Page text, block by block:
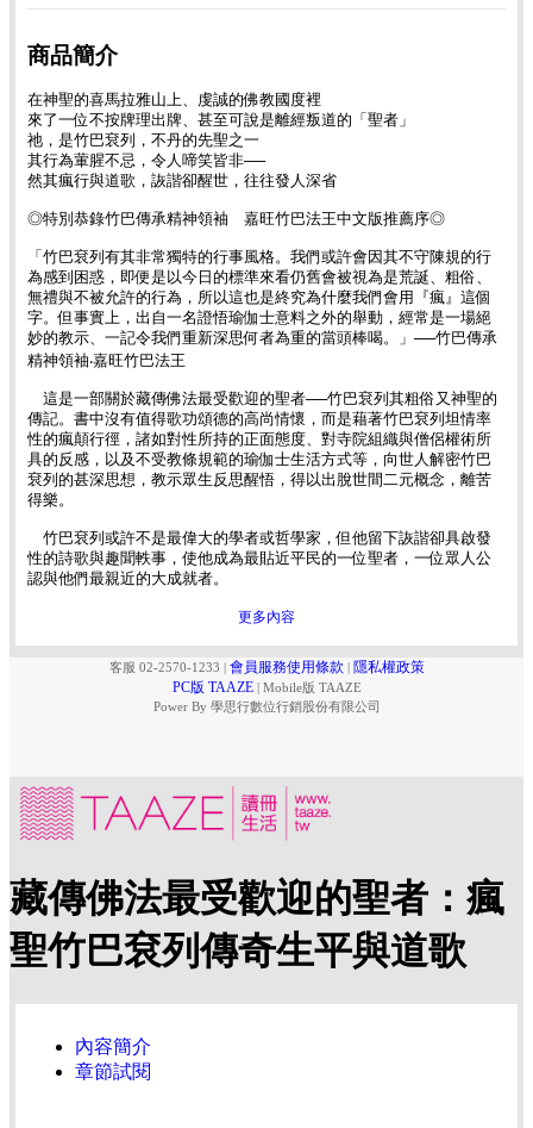
商品簡介
在神聖的喜馬拉雅山上、虔誠的佛教國度裡
來了一位不按牌理出牌、甚至可說是離經叛道的「聖者」
祂，是竹巴袞列，不丹的先聖之一
其行為葷腥不忌，令人啼笑皆非──
然其瘋行與道歌，詼諧卻醒世，往往發人深省
◎特別恭錄竹巴傳承精神領袖 嘉旺竹巴法王中文版推薦序◎
「竹巴袞列有其非常獨特的行事風格。我們或許會因其不守陳規的行
為感到困惑，即便是以今日的標準來看仍舊會被視為是荒誕、粗俗、
無禮與不被允許的行為，所以這也是終究為什麼我們會用『瘋』這個
字。但事實上，出自一名證悟瑜伽士意料之外的舉動，經常是一場絕
妙的教示、一記令我們重新深思何者為重的當頭棒喝。」──竹巴傳承
精神領袖‧嘉旺竹巴法王
這是一部關於藏傳佛法最受歡迎的聖者──竹巴袞列其粗俗又神聖的
傳記。書中沒有值得歌功頌德的高尚情懷，而是藉著竹巴袞列坦情率
性的瘋顛行徑，諸如對性所持的正面態度、對寺院組織與僧侶權術所
具的反感，以及不受教條規範的瑜伽士生活方式等，向世人解密竹巴
袞列的甚深思想，教示眾生反思醒悟，得以出脫世間二元概念，離苦
得樂。
竹巴袞列或許不是最偉大的學者或哲學家，但他留下詼諧卻具啟發
性的詩歌與趣聞軼事，使他成為最貼近平民的一位聖者，一位眾人公
認與他們最親近的大成就者。
更多內容
客服 02-2570-1233 | 會員服務使用條款 | 隱私權政策
PC版 TAAZE | Mobile版 TAAZE
Power By 學思行數位行銷股份有限公司
藏傳佛法最受歡迎的聖者：瘋
聖竹巴袞列傳奇生平與道歌
內容簡介
章節試閱